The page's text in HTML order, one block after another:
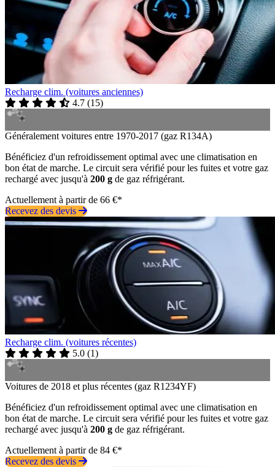
Recharge clim. (voitures anciennes)
4.7 (15)
Généralement voitures entre 1970-2017 (gaz R134A)
Bénéficiez d'un refroidissement optimal avec une climatisation en
bon état de marche. Le circuit sera vérifié pour les fuites et votre gaz
rechargé avec jusqu'à 200 g de gaz réfrigérant.
Actuellement à partir de 66 €*
Recevez des devis
Recharge clim. (voitures récentes)
5.0 (1)
Voitures de 2018 et plus récentes (gaz R1234YF)
Bénéficiez d'un refroidissement optimal avec une climatisation en
bon état de marche. Le circuit sera vérifié pour les fuites et votre gaz
rechargé avec jusqu'à 200 g de gaz réfrigérant.
Actuellement à partir de 84 €*
Recevez des devis